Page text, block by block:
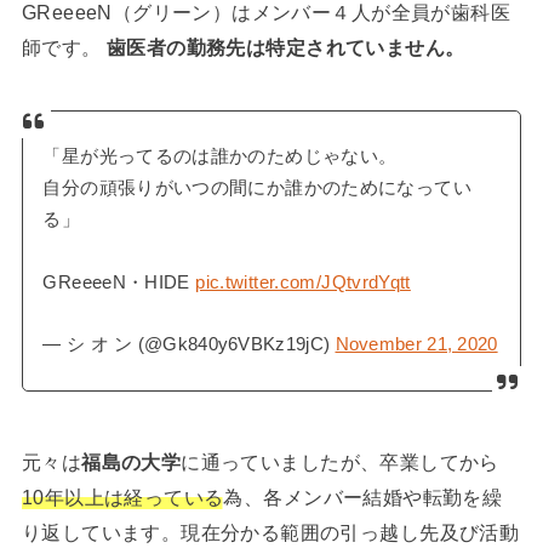
GReeeeN（グリーン）はメンバー４人が全員が歯科医
師です。 歯医者の勤務先は特定されていません。
「星が光ってるのは誰かのためじゃない。
自分の頑張りがいつの間にか誰かのためになってい
る」
GReeeeN・HIDE pic.twitter.com/JQtvrdYqtt
— シ オ ン (@Gk840y6VBKz19jC) November 21, 2020
元々は福島の大学に通っていましたが、卒業してから
10年以上は経っている為、各メンバー結婚や転勤を繰
り返しています。現在分かる範囲の引っ越し先及び活動